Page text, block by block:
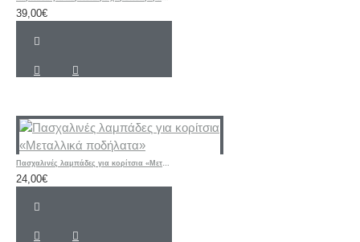
39,00€
24,00€